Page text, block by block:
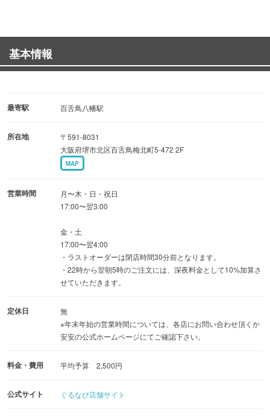
る3コース！
美味しくお腹いっぱい焼肉を楽しみたい日は、是非『安
安』へお越しください！
基本情報
最寄駅 百舌鳥八幡駅
所在地
〒591-8031
大阪府堺市北区百舌鳥梅北町5-472 2F
MAP
営業時間
月〜木・日・祝日
17:00〜翌3:00
金・土
17:00〜翌4:00
・ラストオーダーは閉店時間30分前となります。
・22時から翌朝5時のご注文には、深夜料金として10%加算さ
せていただきます。
定休日
無
※年末年始の営業時間については、各店にお問い合わせ頂くか
安安の公式ホームページにてご確認下さい。
料金・費用 平均予算 2,500円
公式サイト ぐるなび店舗サイト